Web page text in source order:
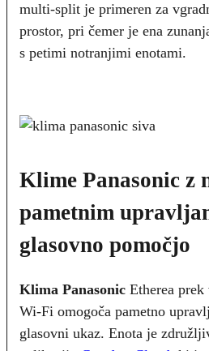
multi-split je primeren za
prostor, pri čemer je ena
s petimi notranjimi enotami.
Klime Panasonic z
pametnim
glasovno pomočjo
Klima Panasonic Etherea prek
Wi-Fi omogoča pametno
glasovni ukaz. Enota je